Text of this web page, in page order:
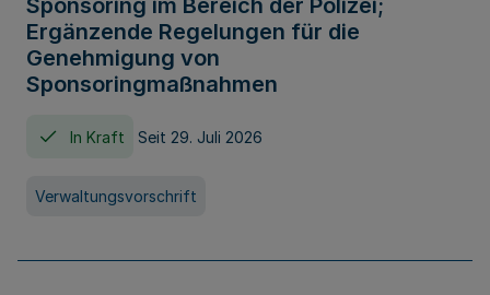
Sponsoring im Bereich der Polizei;
Ergänzende Regelungen für die
Genehmigung von
Sponsoringmaßnahmen
In Kraft Seit 29. Juli 2026
Verwaltungsvorschrift